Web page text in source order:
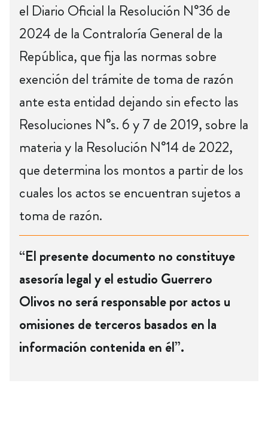
el Diario Oficial la Resolución N°36 de
2024 de la Contraloría General de la
República, que fija las normas sobre
exención del trámite de toma de razón
ante esta entidad dejando sin efecto las
Resoluciones N°s. 6 y 7 de 2019, sobre la
materia y la Resolución N°14 de 2022,
que determina los montos a partir de los
cuales los actos se encuentran sujetos a
toma de razón.
“El presente documento no constituye
asesoría legal y el estudio Guerrero
Olivos no será responsable por actos u
omisiones de terceros basados en la
información contenida en él”.